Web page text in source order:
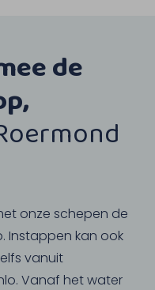
de
onze schepen de
Instappen kan ook
vanuit
Vanaf het water